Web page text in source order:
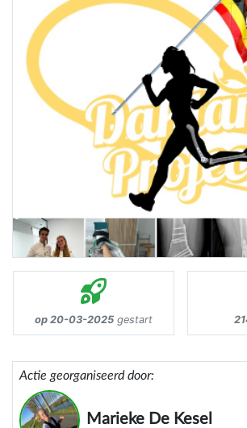
op 20-03-2025 gestart
Actie georganiseerd door:
Marieke De Kesel